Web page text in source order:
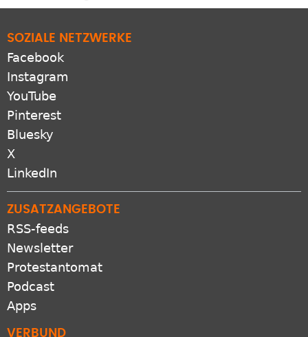
SOZIALE NETZWERKE
Facebook
Instagram
YouTube
Pinterest
Bluesky
X
LinkedIn
ZUSATZANGEBOTE
RSS-feeds
Newsletter
Protestantomat
Podcast
Apps
VERBUND